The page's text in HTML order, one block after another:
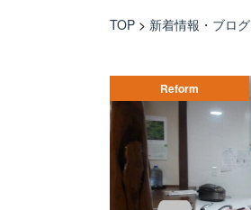
TOP > 新着情報・ブログ
Reform